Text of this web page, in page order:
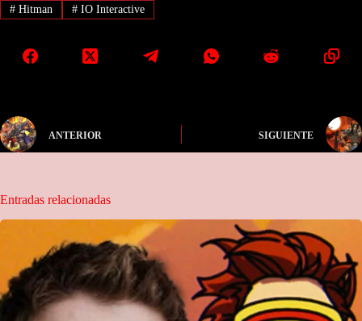
#Hitman #IO Interactive
ANTERIOR SIGUIENTE
Entradas relacionadas